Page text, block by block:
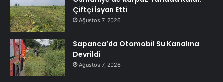
Çiftçi İsyan Etti
Ağustos 7, 2026
Sapanca’da Otomobil Su Kanalına
Devrildi
Ağustos 7, 2026